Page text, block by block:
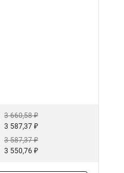
3 660,58 ₽
3 587,37 ₽
3 587,37 ₽
3 550,76 ₽